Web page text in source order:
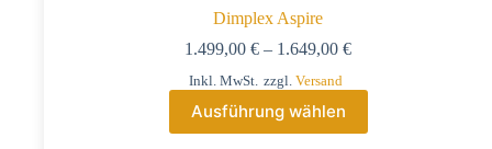
Dimplex Aspire
1.499,00 € – 1.649,00 €
Inkl. MwSt. zzgl. Versand
Ausführung wählen